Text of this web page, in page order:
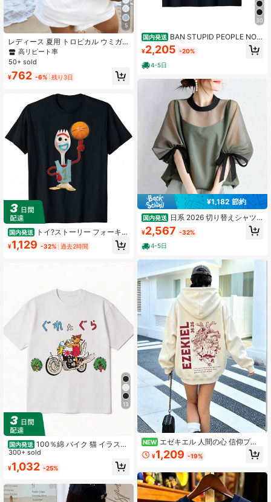
5
レディース 夏用 トロピカル ウミガ
メ柄プリント ゆったり ラウンドネッ
ク 半袖 カジュアル バケーション ト
ップス ホワイト
高リピート率
50+ sold
¥762 -6% 残り3日
国内発送
トイ?ストーリー フォーキー
バスケットボール Tシャツ
¥1,129 -32% 過去2時間
13
国内発送 100％綿 バイク 猫 イラスト
Tシャツ 白 レトロ おもしろ 個性的
カジュアル
300+ sold
¥1,032 -25%
30
国内発送 BAN STUPID PEOPLE NOT
PITBULLS メッセージTシャツ - シ
ョートスブコットンTシャツ、カジュ
アルなクルーネック、夏の必需品、
犬種に対する偏見をなくすためのフ
ァッションアイテム - ペット愛好者
や動物保護のための素晴らしいギフ
¥2,205 -20%
4-5日
¥1,182 節約
国内発送 日系 2026 切り替えシャツ
透け感 ブラウス レディース トップ
ス 五分袖 リボン付き tシャツ uネッ
ク エレガント 無地
¥2,567 -32%
4-5日
NEW エゼキエル 人間の心 信仰プリ
ント スウェットシャツ、聖書の一節
プルオーバー スウェットシャツ、癒
ングトップ 秋
¥1,209 -19%